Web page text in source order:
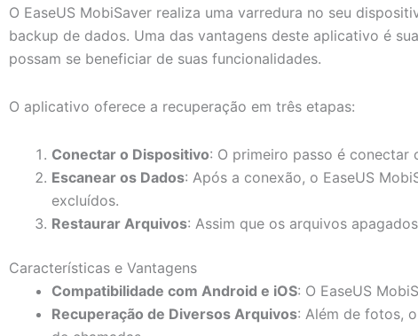
O EaseUS MobiSaver realiza uma varredura no seu
backup de dados. Uma das vantagens deste aplicativo é
possam se beneficiar de suas funcionalidades.
O aplicativo oferece a recuperação em três etapas:
Conectar o Dispositivo: O primeiro passo é
Escanear os Dados: Após a conexão, o EaseUS
excluídos.
Restaurar Arquivos: Assim que os arquivos
Características e Vantagens
Compatibilidade com Android e iOS: O EaseUS
Recuperação de Diversos Arquivos: Além de fotos,